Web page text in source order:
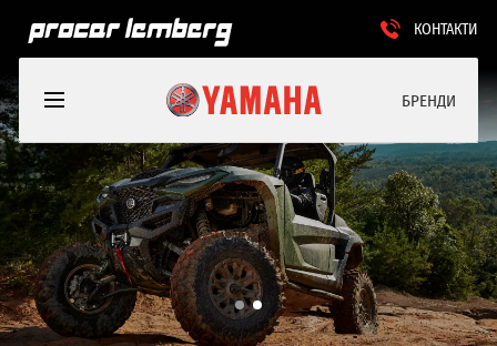
КОНТАКТИ
БРЕНДИ